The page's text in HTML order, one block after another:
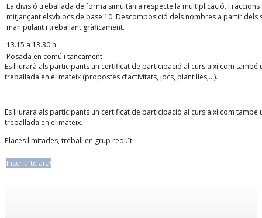
La divisió treballada de forma simultània respecte la multiplicació.
mitjançant elsvblocs de base 10. Descomposició dels nombres a partir dels
manipulant i treballant gràficament.
13.15 a 13.30 h
Posada en comú i tancament
Es lliurarà als participants un certificat de participació al curs així com
treballada en el mateix (propostes d’activitats, jocs, plantilles,…).
Es lliurarà als participants un certificat de participació al curs així com
treballada en el mateix.
Places limitades, treball en grup reduït.
Inscriu-te ara!